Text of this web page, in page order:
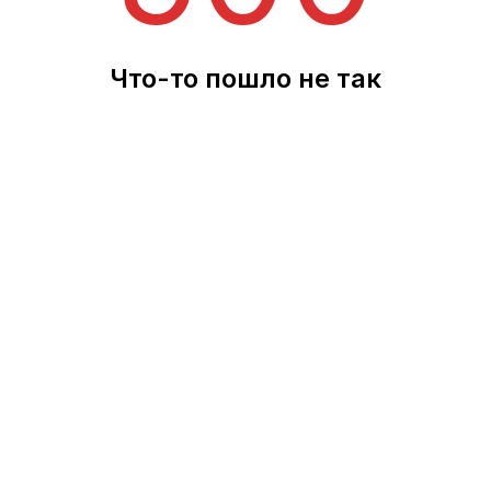
Что-то пошло не так